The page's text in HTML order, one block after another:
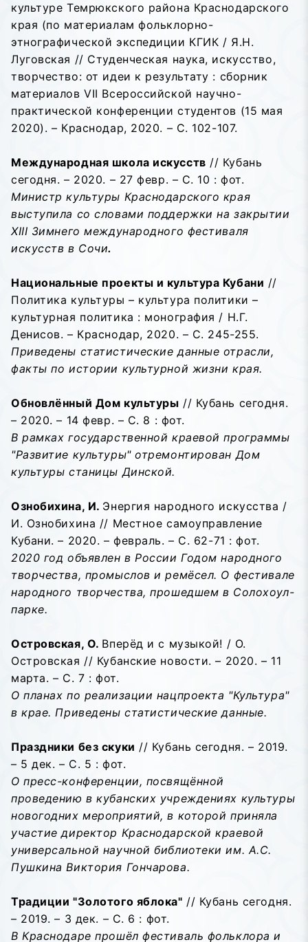
культуре Темрюкского района Краснодарского
края (по материалам фольклорно-
этнографической экспедиции КГИК / Я.Н.
Луговская // Студенческая наука, искусство,
творчество: от идеи к результату : сборник
материалов VII Всероссийской научно-
практической конференции студентов (15 мая
2020). – Краснодар, 2020. – С. 102-107.
Международная школа искусств // Кубань
сегодня. – 2020. – 27 февр. – С. 10 : фот.
Министр культуры Краснодарского края
выступила со словами поддержки на закрытии
XIII Зимнего международного фестиваля
искусств в Сочи.
Национальные проекты и культура Кубани //
Политика культуры – культура политики –
культурная политика : монография / Н.Г.
Денисов. – Краснодар, 2020. – С. 245-255.
Приведены статистические данные отрасли,
факты по истории культурной жизни края.
Обновлённый Дом культуры // Кубань сегодня.
– 2020. – 14 февр. – С. 8 : фот.
В рамках государственной краевой программы
"Развитие культуры" отремонтирован Дом
культуры станицы Динской.
Ознобихина, И. Энергия народного искусства /
И. Ознобихина // Местное самоуправление
Кубани. – 2020. – февраль. – С. 62-71 : фот.
2020 год объявлен в России Годом народного
творчества, промыслов и ремёсел. О фестивале
народного творчества, прошедшем в Солохоул-
парке.
Островская, О. Вперёд и с музыкой! / О.
Островская // Кубанские новости. – 2020. – 11
марта. – С. 7 : фот.
О планах по реализации нацпроекта "Культура"
в крае. Приведены статистические данные.
Праздники без скуки // Кубань сегодня. – 2019.
– 5 дек. – С. 5 : фот.
О пресс-конференции, посвящённой
проведению в кубанских учреждениях культуры
новогодних мероприятий, в которой приняла
участие директор Краснодарской краевой
универсальной научной библиотеки им. А.С.
Пушкина Виктория Гончарова.
Традиции "Золотого яблока" // Кубань сегодня.
– 2019. – 3 дек. – С. 6 : фот.
В Краснодаре прошёл фестиваль фольклора и